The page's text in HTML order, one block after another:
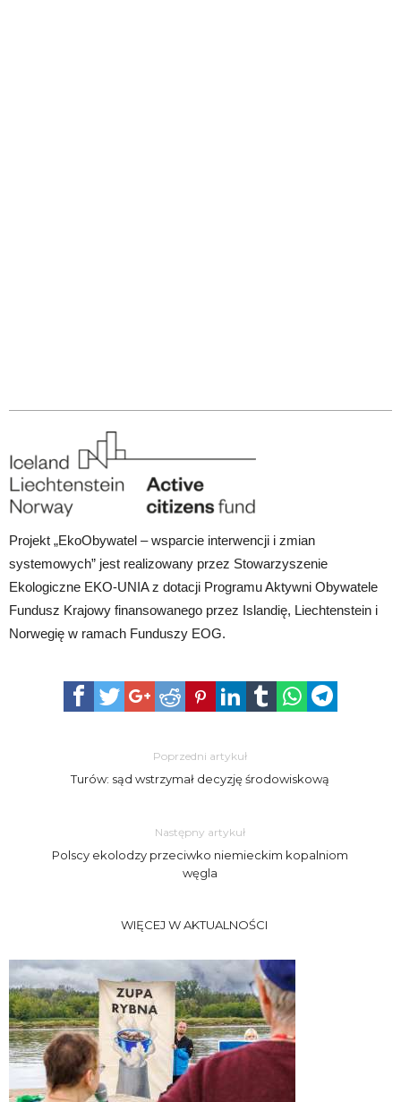
Projekt „EkoObywatel – wsparcie interwencji i zmian
systemowych” jest realizowany przez Stowarzyszenie
Ekologiczne EKO-UNIA z dotacji Programu Aktywni Obywatele
Fundusz Krajowy finansowanego przez Islandię, Liechtenstein i
Norwegię w ramach Funduszy EOG.
Poprzedni artykuł
Turów: sąd wstrzymał decyzję środowiskową
Następny artykuł
Polscy ekolodzy przeciwko niemieckim kopalniom
węgla
WIĘCEJ W AKTUALNOŚCI